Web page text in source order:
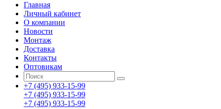
Главная
Личный кабинет
О компании
Новости
Монтаж
Доставка
Контакты
Оптовикам
+7 (495) 933-15-99
+7 (495) 933-15-99
+7 (495) 933-15-99